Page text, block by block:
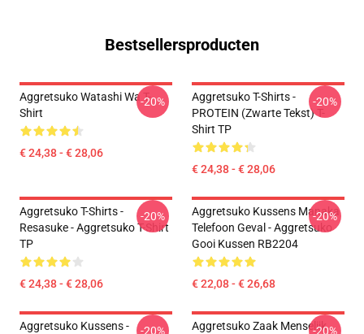
Bestsellersproducten
Aggretsuko Watashi Wa T-
Shirt
€ 24,38 - € 28,06
-20%
Aggretsuko T-Shirts -
PROTEIN (zwarte Tekst) T-
Shirt TP
€ 24,38 - € 28,06
-20%
Aggretsuko T-Shirts -
Resasuke - Aggretsuko T-Shirt
TP
€ 24,38 - € 28,06
-20%
Aggretsuko Kussens Manaka
Telefoon Geval - Aggretsuko
Gooi Kussen RB2204
€ 22,08 - € 26,68
-20%
Aggretsuko Kussens -
-20%
Aggretsuko Zaak Menselijk-20%